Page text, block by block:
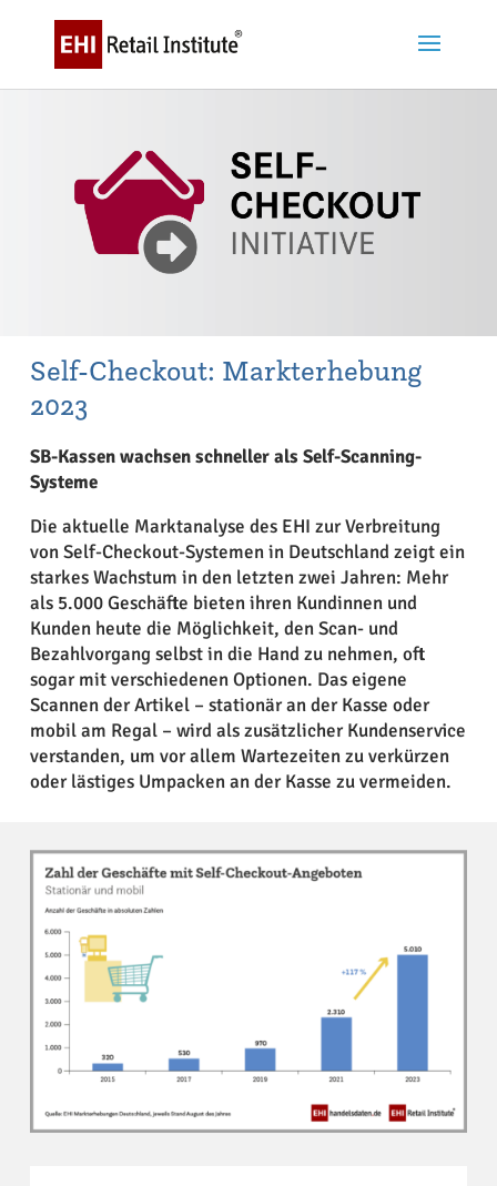
Self-Checkout: Markterhebung
2023
SB-Kassen wachsen schneller als Self-Scanning-
Systeme
Die aktuelle Marktanalyse des EHI zur Verbreitung
von Self-Checkout-Systemen in Deutschland zeigt ein
starkes Wachstum in den letzten zwei Jahren: Mehr
als 5.000 Geschäfte bieten ihren Kundinnen und
Kunden heute die Möglichkeit, den Scan- und
Bezahlvorgang selbst in die Hand zu nehmen, oft
sogar mit verschiedenen Optionen. Das eigene
Scannen der Artikel – stationär an der Kasse oder
mobil am Regal – wird als zusätzlicher Kundenservice
verstanden, um vor allem Wartezeiten zu verkürzen
oder lästiges Umpacken an der Kasse zu vermeiden.